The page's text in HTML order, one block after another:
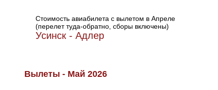
Стоимость авиабилета с вылетом в Апреле
(перелет туда-обратно, сборы включены)
Усинск - Адлер
Вылеты - Май 2026